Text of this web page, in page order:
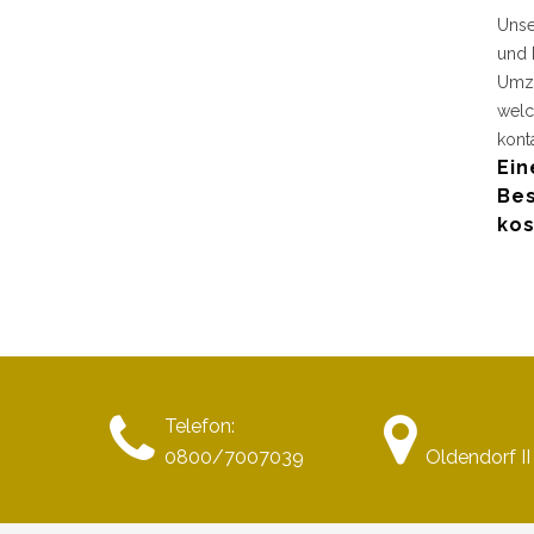
und
Telefon:
0800/7007039
Oldendorf II